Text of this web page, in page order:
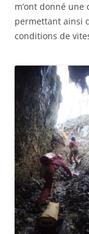
m’ont donné une
permettant ainsi
conditions de